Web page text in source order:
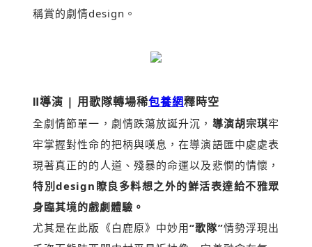
稱賞的劇情design。
Ⅱ導演 | 用歌隊轉場稀包養網釋時空
全劇情節單一，劇情跌蕩放誕升沉， 導演胡宗琪牢
牢掌握對性命的把柄與嘆息，在導演語匯中處處表
現著真正的的人道、殘暴的命運以及悲憫的情懷，
特別design瞭良多料想之外的鮮活表達給不雅眾
身臨其境的戲劇體驗 。
尤其是在此版《白鹿原》中妙用“歌隊”情勢浮現出